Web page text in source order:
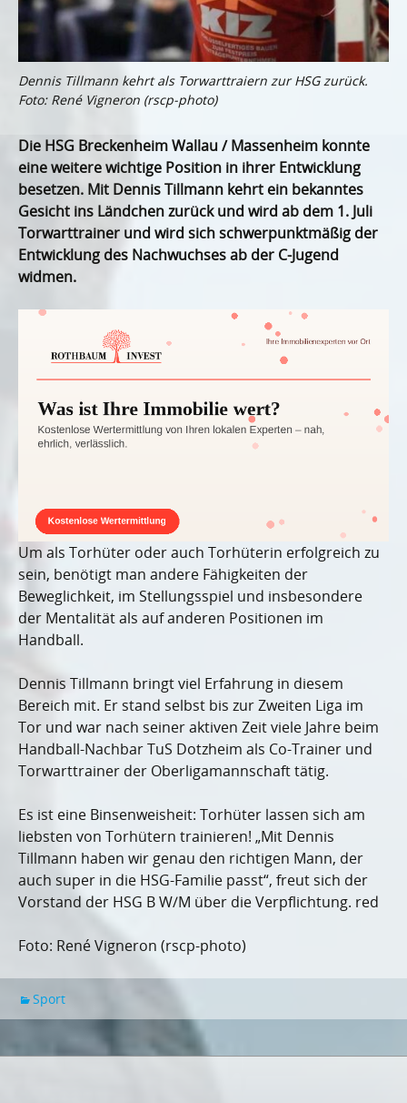
Dennis Tillmann kehrt als Torwarttraiern zur HSG zurück.
Foto: René Vigneron (rscp-photo)
Die HSG Breckenheim Wallau / Massenheim konnte
eine weitere wichtige Position in ihrer Entwicklung
besetzen. Mit Dennis Tillmann kehrt ein bekanntes
Gesicht ins Ländchen zurück und wird ab dem 1. Juli
Torwarttrainer und wird sich schwerpunktmäßig der
Entwicklung des Nachwuchses ab der C-Jugend
widmen.
Um als Torhüter oder auch Torhüterin erfolgreich zu
sein, benötigt man andere Fähigkeiten der
Beweglichkeit, im Stellungsspiel und insbesondere
der Mentalität als auf anderen Positionen im
Handball.
Dennis Tillmann bringt viel Erfahrung in diesem
Bereich mit. Er stand selbst bis zur Zweiten Liga im
Tor und war nach seiner aktiven Zeit viele Jahre beim
Handball-Nachbar TuS Dotzheim als Co-Trainer und
Torwarttrainer der Oberligamannschaft tätig.
Es ist eine Binsenweisheit: Torhüter lassen sich am
liebsten von Torhütern trainieren! „Mit Dennis
Tillmann haben wir genau den richtigen Mann, der
auch super in die HSG-Familie passt“, freut sich der
Vorstand der HSG B W/M über die Verpflichtung. red
Foto: René Vigneron (rscp-photo)
Sport